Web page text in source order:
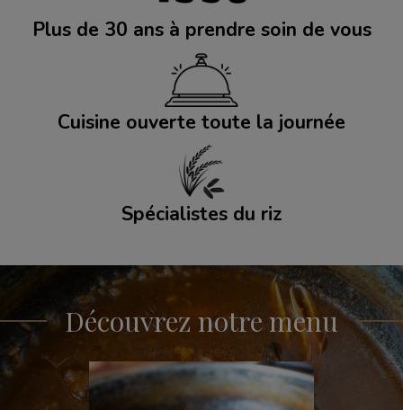
Plus de 30 ans à prendre soin de vous
Cuisine ouverte toute la journée
Spécialistes du riz
Découvrez notre menu